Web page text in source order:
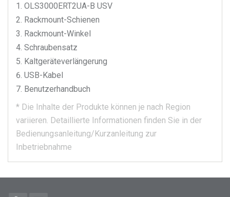
OLS3000ERT2UA-B USV
Rackmount-Schienen
Rackmount-Winkel
Schraubensatz
Kaltgeräteverlängerung
USB-Kabel
Benutzerhandbuch
* Die Inhalte der Produkte können je nach Region
variieren. Detaillierte Informationen finden Sie in der
Bedienungsanleitung/Kurzanleitung zur
Inbetriebnahme